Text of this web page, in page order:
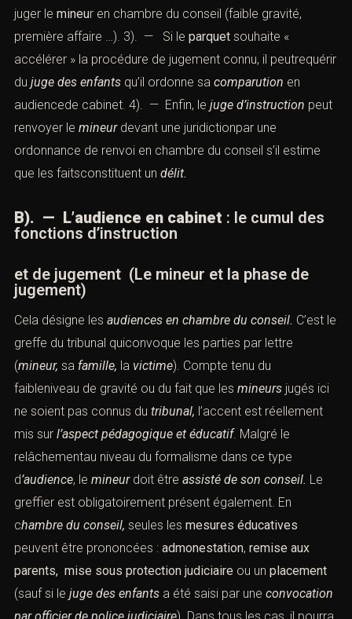
juger le mineur en chambre du conseil (faible gravité,
première affaire …). 3). — Si le parquet souhaite «
accélérer » la procédure de jugement connu, il peutrequérir
du juge des enfants qu’il ordonne sa comparution en
audiencede cabinet. 4). — Enfin, le juge d’instruction peut
renvoyer le mineurdevant une juridictionpar une
ordonnance de renvoi en chambre du conseil s’il estime
que les faitsconstituent un délit.
B). — L’audience en cabinet : le cumul des
fonctions d’instruction
et de jugement (Le mineur et la phase de
jugement)
Cela désigne les audiences en chambre du conseil. C’est le
greffe du tribunal quiconvoque les parties par lettre
(mineur, sa famille, la victime). Compte tenu du
faibleniveau de gravité ou du fait que les mineurs jugés ici
ne soient pas connus du tribunal, l’accent est réellement
mis sur l’aspect pédagogique et éducatif. Malgré le
relâchementau niveau du formalisme dans ce type
d’audience, le mineur doit être assisté de son conseil. Le
greffier est obligatoirement présent également. En
chambre du conseil, seules les mesures éducatives
peuvent être prononcées : admonestation, remise aux
parents, mise sous protection judiciaire ou un placement
(sauf si le juge des enfants a été saisi par une convocation